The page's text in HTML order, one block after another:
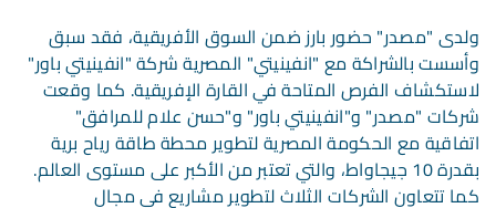
ولدى "مصدر" حضور بارز ضمن السوق الأفريقية، فقد سبق
وأسست بالشراكة مع "انفينيتي" المصرية شركة "انفينيتي باور"
لاستكشاف الفرص المتاحة في القارة الإفريقية. كما وقعت
شركات "مصدر" و"انفينيتي باور" و"حسن علام للمرافق"
اتفاقية مع الحكومة المصرية لتطوير محطة طاقة رياح برية
بقدرة 10 جيجاواط، والتي تعتبر من الأكبر على مستوى العالم.
كما تتعاون الشركات الثلاث لتطوير مشاريع في مجال